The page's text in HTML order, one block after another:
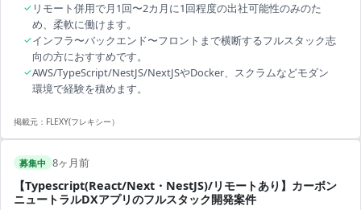
✓ リモート併用で月1回〜2カ月に1回程度の出社可能性のみのた
め、柔軟に働けます。
✓インフラ〜バックエンド〜フロントまで横断するフルスタック志
向の方におすすめです。
✓AWS/TypeScript/NestJS/NextJSやDocker、スクラムなどモダン
環境で経験を積めます。
掲載元： FLEXY(フレキシー）
募集中 8ヶ月前
【Typescript(React/Next・NestJS)/リモートあり】カーボン
ニュートラルDXアプリのフルスタック開発案件